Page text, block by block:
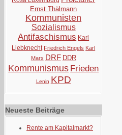
Ernst Thälmann
Kommunisten
Sozialismus
Antifaschismus Karl
Liebknecht Friedrich Engels Karl
Marx DRF DDR
Kommunismus Frieden
Lenin KPD
Neueste Beiträge
Rente am Kapitalmarkt?